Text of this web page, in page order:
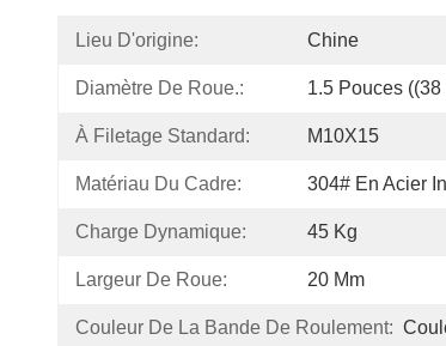
Lieu D'origine: Chine
Diamètre De Roue.: 1.5 Pouces ((38
À Filetage Standard: M10X15
Matériau Du Cadre: 304# En Acier
Charge Dynamique: 45 Kg
Largeur De Roue: 20 Mm
Couleur De La Bande De Roulement: